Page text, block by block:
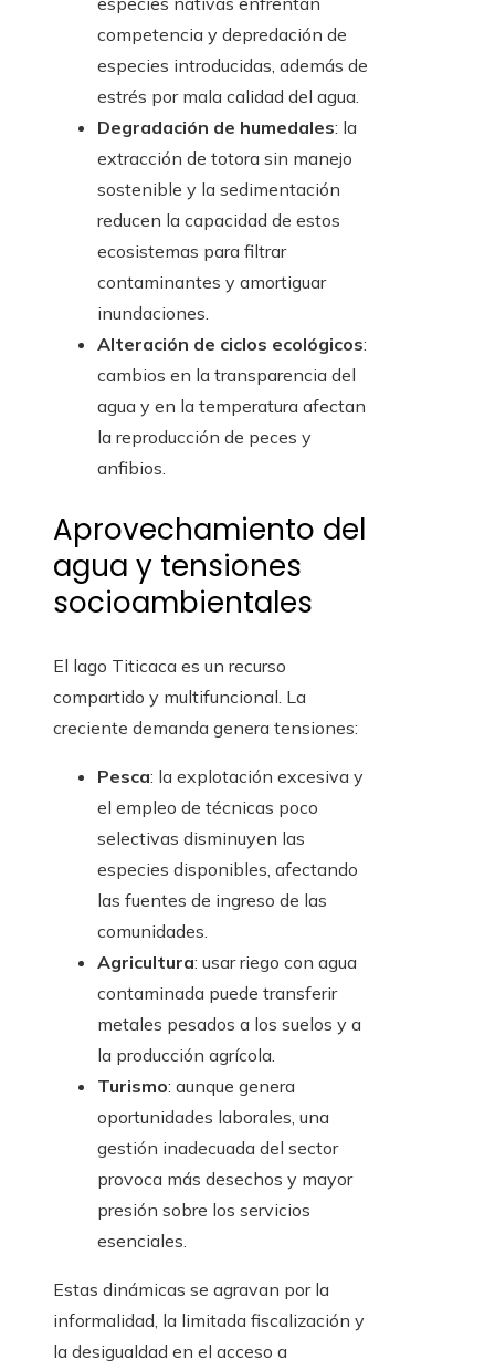
competencia y depredación de
especies introducidas, además de
estrés por mala calidad del agua.
Degradación de humedales: la
extracción de totora sin manejo
sostenible y la sedimentación
reducen la capacidad de estos
ecosistemas para filtrar
contaminantes y amortiguar
inundaciones.
Alteración de ciclos ecológicos:
cambios en la transparencia del
agua y en la temperatura afectan
la reproducción de peces y
anfibios.
Aprovechamiento del
agua y tensiones
socioambientales
El lago Titicaca es un recurso
compartido y multifuncional. La
creciente demanda genera tensiones:
Pesca: la explotación excesiva y
el empleo de técnicas poco
selectivas disminuyen las
especies disponibles, afectando
las fuentes de ingreso de las
comunidades.
Agricultura: usar riego con agua
contaminada puede transferir
metales pesados a los suelos y a
la producción agrícola.
Turismo: aunque genera
oportunidades laborales, una
gestión inadecuada del sector
provoca más desechos y mayor
presión sobre los servicios
esenciales.
Estas dinámicas se agravan por la
informalidad, la limitada fiscalización y
la desigualdad en el acceso a